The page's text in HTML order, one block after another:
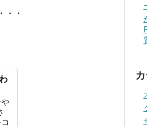
・・
や